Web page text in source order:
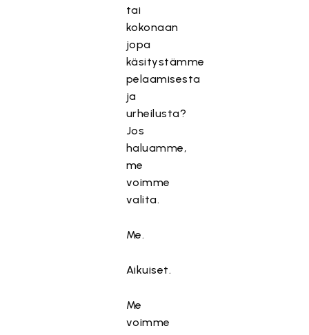
tai
kokonaan
jopa
käsitystämme
pelaamisesta
ja
urheilusta?
Jos
haluamme,
me
voimme
valita.
Me.
Aikuiset.
Me
voimme